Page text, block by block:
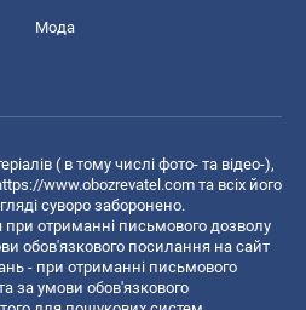
Мода
( в тому числі фото- та відео-),
www.obozrevatel.com та всіх його
суворо заборонено.
отриманні письмового дозволу
обов'язкового посилання на сайт
- при отриманні письмового
за умови обов'язкового